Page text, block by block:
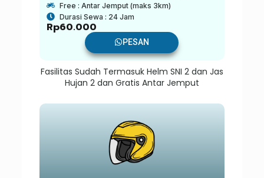
Free : Antar Jemput (maks 3km)
Durasi Sewa : 24 Jam
Rp60.000
PESAN
Fasilitas Sudah Termasuk Helm SNI 2 dan Jas
Hujan 2 dan Gratis Antar Jemput